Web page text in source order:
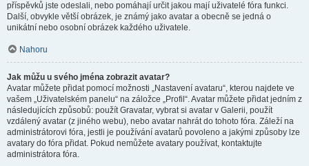
příspěvků jste odeslali, nebo pomáhají určit jakou mají uživatelé fóra funkci.
Další, obvykle větší obrázek, je známý jako avatar a obecně se jedná o
unikátní nebo osobní obrázek každého uživatele.
Nahoru
Jak můžu u svého jména zobrazit avatar?
Avatar můžete přidat pomocí možnosti „Nastavení avataru“, kterou najdete ve
vašem „Uživatelském panelu“ na záložce „Profil“. Avatar můžete přidat jedním z
následujících způsobů: použít Gravatar, vybrat si avatar v Galerii, použít
vzdálený avatar (z jiného webu), nebo avatar nahrát do tohoto fóra. Záleží na
administrátorovi fóra, jestli je používání avatarů povoleno a jakými způsoby lze
avatary do fóra přidat. Pokud nemůžete avatary používat, kontaktujte
administrátora fóra.